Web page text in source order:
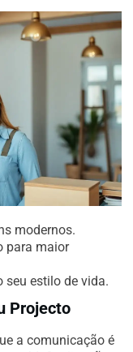
modernos.
para maior
seu estilo de vida.
Projecto
a comunicação é